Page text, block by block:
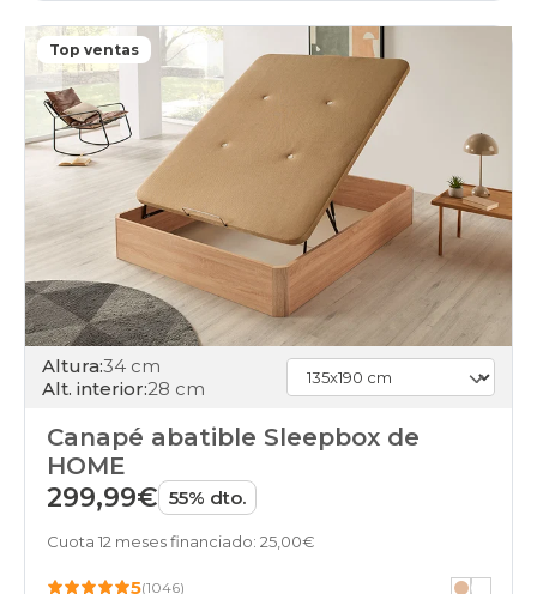
canapes-
abatibles
150x200cm-
cambria
75x200-
unfrente
cambria
canapes-
abatibles
150x200cm
cambria
canapes-
abatibles
150x210cm-
especial
canapes-
canapes-
Top ventas
Altura:34 cm
Alt. interior:28 cm
Canapé abatible Sleepbox de
HOME
299,99€ 55% dto.
Cuota 12 meses financiado: 25,00€
5(1046)